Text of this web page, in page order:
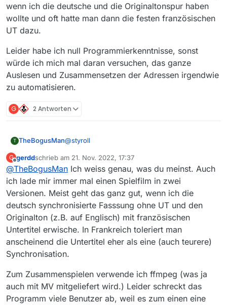
wenn ich die deutsche und die Originaltonspur haben
wollte und oft hatte man dann die festen französischen
UT dazu.
Leider habe ich null Programmierkenntnisse, sonst
würde ich mich mal daran versuchen, das ganze
Auslesen und Zusammensetzen der Adressen irgendwie
zu automatisieren.
G 2 Antworten
T TheBogusMan@styroll
Danke für die Antwort und den Link mit der
übersichtlichen Auflistung der verschiedenen
Spuren. JDownloader und Vavideo hatte ich
auch schon probiert und mit dem Video
DownloadHelper bekam ich zwar den 1080p-
Stream, aber keine Tonspuren dazu.
Das ist ja im Prinzip ja sogar viel praktischer so,
dann kann man sich seine eigene Bild-, Ton-
und UT-Kombination erstellen; das hat mich
bisher immer genervt, dass ich den Film
zweimal runterladen musste, wenn ich die
deutsche und die Originaltonspur haben wollte
und oft hatte man dann die festen
französischen UT dazu.
Leider habe ich null Programmierkenntnisse,
sonst würde ich mich mal daran versuchen, das
ganze Auslesen und Zusammensetzen der
Adressen irgendwie zu automatisieren.
G
Offline
gerddschrieb am 21. Nov. 2022, 17:37
zuletzt editiert von
@TheBogusMan Ich weiss genau, was du meinst. Auch
ich lade mir immer mal einen Spielfilm in zwei
Versionen. Meist geht das ganz gut, wenn ich die
deutsch synchronisierte Fasssung ohne UT und den
Originalton (z.B. auf Englisch) mit französischen
Untertitel erwische. In Frankreich toleriert man
anscheinend die Untertitel eher als eine (auch teurere)
Synchronisation.
Zum Zusammenspielen verwende ich ffmpeg (was ja
auch mit MV mitgeliefert wird.) Leider schreckt das
Programm viele Benutzer ab, weil es zum einen eine